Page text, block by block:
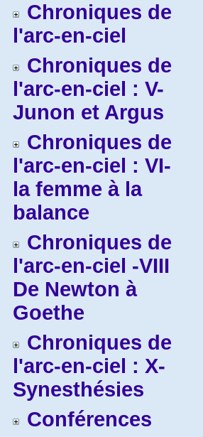
Chroniques de
l'arc-en-ciel
Chroniques de
l'arc-en-ciel : V-
Junon et Argus
Chroniques de
l'arc-en-ciel : VI-
la femme à la
balance
Chroniques de
l'arc-en-ciel -VIII
De Newton à
Goethe
Chroniques de
l'arc-en-ciel : X-
Synesthésies
Conférences